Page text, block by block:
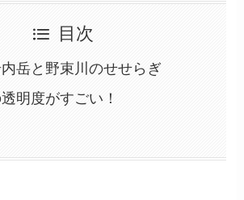
目次
岳と野束川のせせらぎ
明度がすごい！